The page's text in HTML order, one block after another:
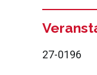
27-0196